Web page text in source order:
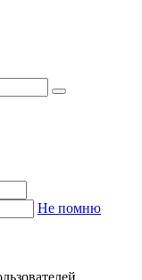
Не помню